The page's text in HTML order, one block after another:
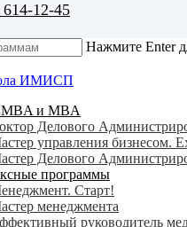
12-45
Нажмите Enter
и MBA
Делового
управления бизнесом.
Делового
программы
Старт!
менеджмента
руководитель